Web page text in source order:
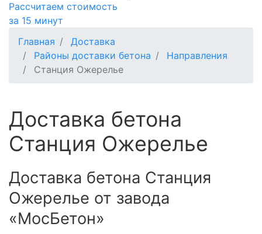
Рассчитаем стоимость
за 15 минут
Главная
Доставка
Районы доставки бетона
Направления
Станция Ожерелье
Доставка бетона
Станция Ожерелье
Доставка бетона Станция
Ожерелье от завода
«МосБетон»